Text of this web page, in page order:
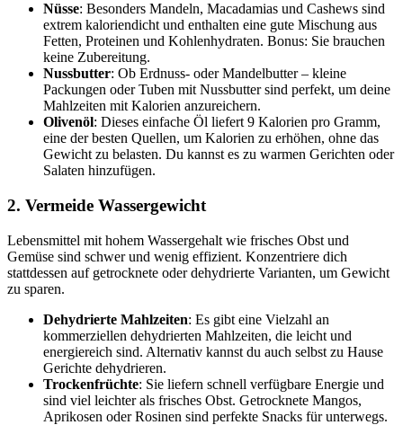
Nüsse: Besonders Mandeln, Macadamias und Cashews sind
extrem kaloriendicht und enthalten eine gute Mischung aus
Fetten, Proteinen und Kohlenhydraten. Bonus: Sie brauchen
keine Zubereitung.
Nussbutter: Ob Erdnuss- oder Mandelbutter – kleine
Packungen oder Tuben mit Nussbutter sind perfekt, um deine
Mahlzeiten mit Kalorien anzureichern.
Olivenöl: Dieses einfache Öl liefert 9 Kalorien pro Gramm,
eine der besten Quellen, um Kalorien zu erhöhen, ohne das
Gewicht zu belasten. Du kannst es zu warmen Gerichten oder
Salaten hinzufügen.
2. Vermeide Wassergewicht
Lebensmittel mit hohem Wassergehalt wie frisches Obst und
Gemüse sind schwer und wenig effizient. Konzentriere dich
stattdessen auf getrocknete oder dehydrierte Varianten, um Gewicht
zu sparen.
Dehydrierte Mahlzeiten: Es gibt eine Vielzahl an
kommerziellen dehydrierten Mahlzeiten, die leicht und
energiereich sind. Alternativ kannst du auch selbst zu Hause
Gerichte dehydrieren.
Trockenfrüchte: Sie liefern schnell verfügbare Energie und
sind viel leichter als frisches Obst. Getrocknete Mangos,
Aprikosen oder Rosinen sind perfekte Snacks für unterwegs.